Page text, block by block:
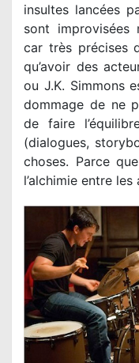
insultes lancées
sont
car très précises
qu’avoir des
ou J.K. Simmons
dommage de ne
de faire
(dialogues,
choses. Parce
l’alchimie entre les